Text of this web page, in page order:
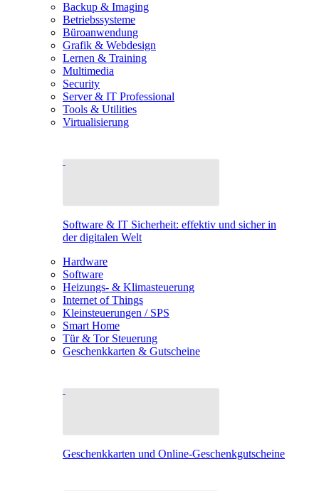
Backup & Imaging
Betriebssysteme
Büroanwendung
Grafik & Webdesign
Lernen & Training
Multimedia
Security
Server & IT Professional
Tools & Utilities
Virtualisierung
Software & IT Sicherheit: effektiv und sicher in
der digitalen Welt
Hardware
Software
Heizungs- & Klimasteuerung
Internet of Things
Kleinsteuerungen / SPS
Smart Home
Tür & Tor Steuerung
Geschenkkarten & Gutscheine
Geschenkkarten und Online-Geschenkgutscheine